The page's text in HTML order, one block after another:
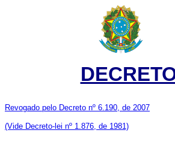
Revogado pelo Decreto nº 6.190, de 2007
(Vide Decreto-lei nº 1.876, de 1981)